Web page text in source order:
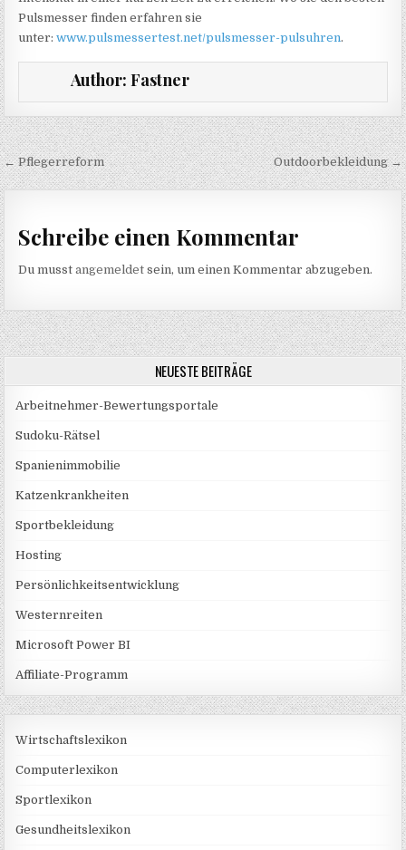
Pulsmesser finden erfahren sie
unter:www.pulsmessertest.net/pulsmesser-pulsuhren.
Author: Fastner
Beitragsnavigation
← Pflegerreform Outdoorbekleidung →
Schreibe einen Kommentar
Du musstangemeldet sein, um einen Kommentar abzugeben.
NEUESTE BEITRÄGE
Arbeitnehmer-Bewertungsportale
Sudoku-Rätsel
Spanienimmobilie
Katzenkrankheiten
Sportbekleidung
Hosting
Persönlichkeitsentwicklung
Westernreiten
Microsoft Power BI
Affiliate-Programm
Wirtschaftslexikon
Computerlexikon
Sportlexikon
Gesundheitslexikon